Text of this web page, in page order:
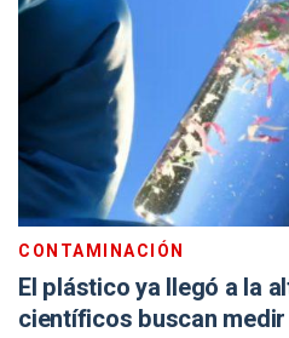
CONTAMINACIÓN
El plástico ya llegó a la
científicos buscan